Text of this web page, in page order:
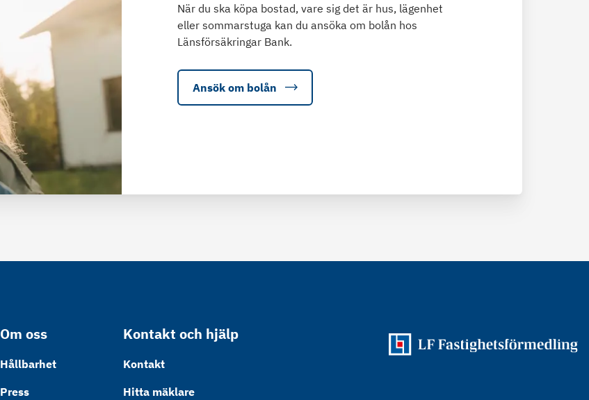
När du ska köpa bostad, vare sig det är hus, lägenhet
eller sommarstuga kan du ansöka om bolån hos
Länsförsäkringar Bank.
Ansök om bolån
Om oss
Hållbarhet
Press
Kontakt och hjälp
Kontakt
Hitta mäklare